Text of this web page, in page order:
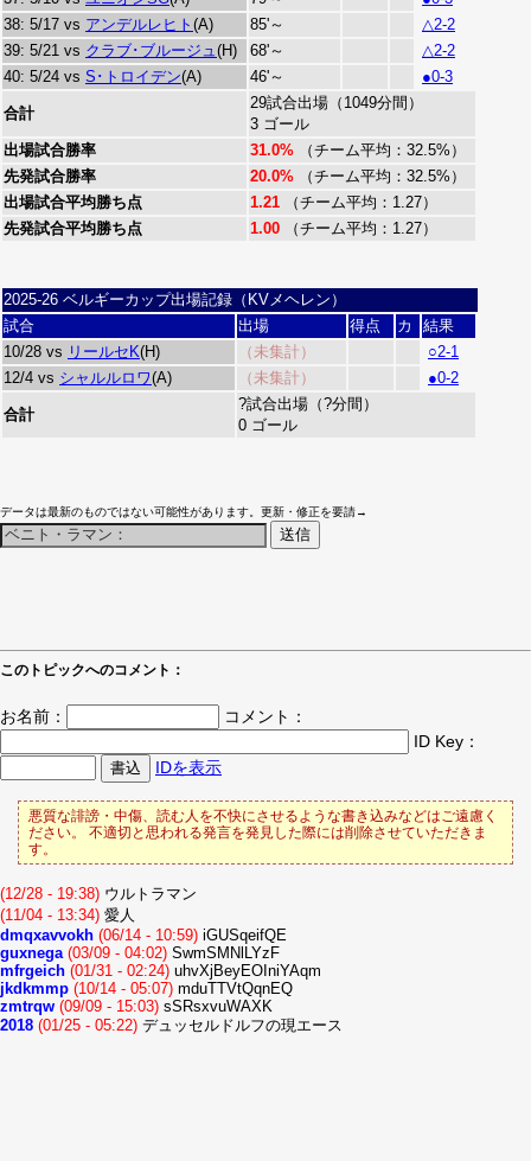
38: 5/17 vs アンデルレヒト (A) 85'～
△2-2
39: 5/21 vs クラブ･ブルージュ(H) 68'～
△2-2
40: 5/24 vs S･トロイデン(A) 46'～ ●0-3
合計
29試合出場（1049分間）
3 ゴール
出場試合勝率
31.0% （チーム平均：32.5%）
先発試合勝率
20.0% （チーム平均：32.5%）
出場試合平均勝ち点
1.21 （チーム平均：1.27）
先発試合平均勝ち点
1.00 （チーム平均：1.27）
2025-26 ベルギーカップ出場記録（KVメヘレン）
試合
出場 得点 カ
結果
10/28 vs リールセK(H) （未集計）
○2-1
12/4 vs シャルルロワ(A) （未集計） ●0-2
合計
?試合出場（?分間）
0 ゴール
データは最新のものではない可能性があります。更新・修正を要請→
このトピックへのコメント：
お名前：
コメント：
ID Key：
IDを表示
悪質な誹謗・中傷、読む人を不快にさせるような書き込みなどはご遠慮く
ださい。 不適切と思われる発言を発見した際には削除させていただきま
す。
(12/28 - 19:38) ウルトラマン
(11/04 - 13:34) 愛人
dmqxavvokh (06/14 - 10:59) iGUSqeifQE
guxnega (03/09 - 04:02) SwmSMNlLYzF
mfrgeich (01/31 - 02:24) uhvXjBeyEOIniYAqm
jkdkmmp (10/14 - 05:07) mduTTVtQqnEQ
zmtrqw (09/09 - 15:03) sSRsxvuWAXK
2018 (01/25 - 05:22) デュッセルドルフの現エース